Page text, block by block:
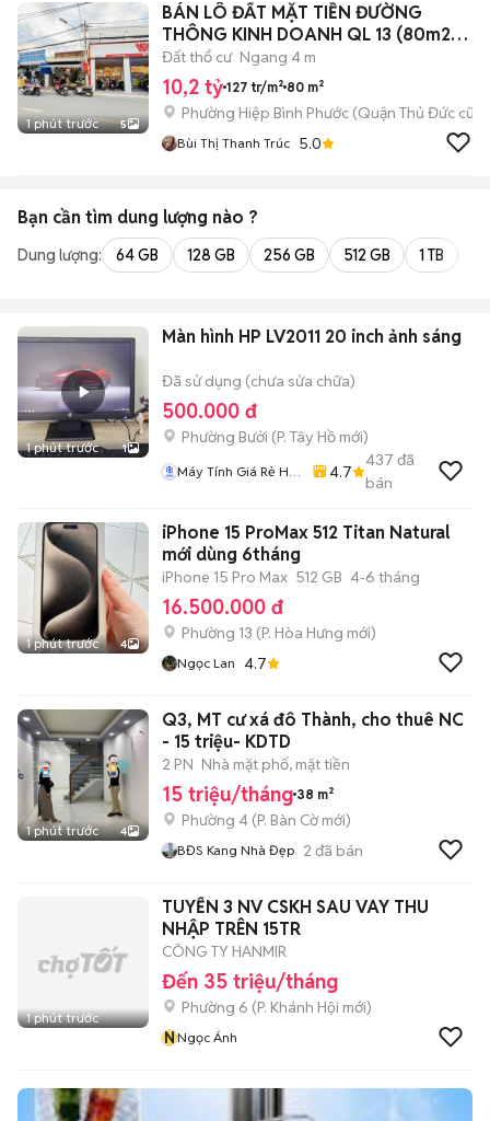
1 phút trước 5
BÁN LÔ ĐẤT MẶT TIỀN ĐƯỜNG
THÔNG KINH DOANH QL 13 (80m2
xây cao 5t)
Đất thổ cư Ngang 4 m
10,2 tỷ 127 tr/m² 80 m²
Phường Hiệp Bình Phước (Quận Thủ Đức cũ)
Bùi Thị Thanh Trúc 5.0
Bạn cần tìm dung lượng nào ?
Dung lượng: 64 GB 128 GB 256 GB 512 GB 1 TB
1 phút trước 1
Màn hình HP LV2011 20 inch ảnh sáng
Đã sử dụng (chưa sửa chữa)
500.000 đ
Phường Bưởi (P. Tây Hồ mới)
Máy Tính Giá Rẻ Hà
4.7
437 đã
bán
1 phút trước 4
iPhone 15 ProMax 512 Titan Natural
mới dùng 6tháng
iPhone 15 Pro Max 512 GB 4-6 tháng
16.500.000 đ
Phường 13 (P. Hòa Hưng mới)
Ngọc Lan 4.7
1 phút trước 4
Q3, MT cư xá đô Thành, cho thuê NC
- 15 triệu- KDTD
2 PN Nhà mặt phố, mặt tiền
15 triệu/tháng 38 m²
Phường 4 (P. Bàn Cờmới)
BĐS Kang Nhà Đẹp 2 đã bán
1 phút trước
TUYỂN 3 NV CSKH SAU VAY THU
NHẬP TRÊN 15TR
CÔNG TY HANMIR
Đến 35 triệu/tháng
Phường 6 (P. Khánh Hội mới)
NNgọc Ánh